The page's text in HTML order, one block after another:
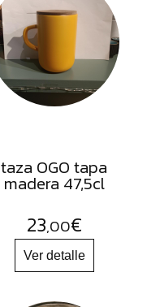
taza OGO tapa
madera 47,5cl
23,00€